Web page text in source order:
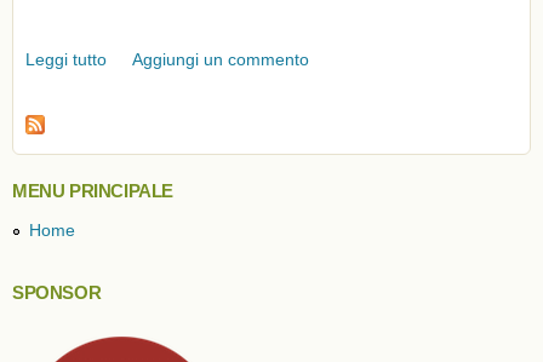
Leggi tutto su Ho provato wayland: perchè (per ora) sono
Aggiungi un commento
MENU PRINCIPALE
Home
SPONSOR